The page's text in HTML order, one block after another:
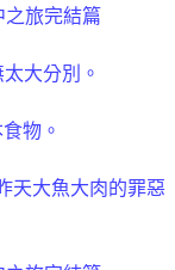
大分別。
物。
天大魚大肉的罪惡